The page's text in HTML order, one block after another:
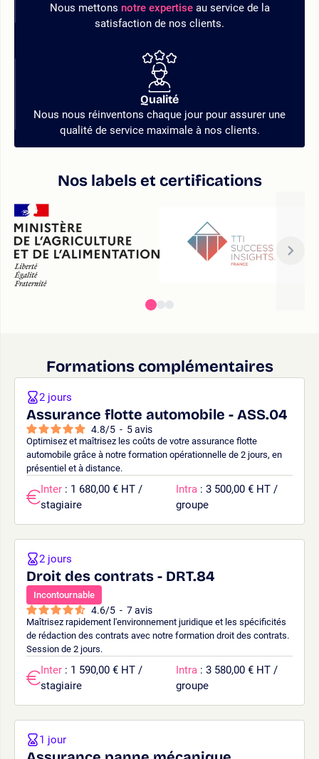
Nous mettons notre expertiseau service de la
satisfaction de nos clients.
Qualité
Nous nous réinventons chaque jour pour assurer une
qualité de service maximale à nos clients.
Nos labels et certifications
Formations complémentaires
Assurance flotte automobile - ASS.04
4.8/5 - 5avis
Optimisez et maîtrisez les coûts de votre assurance flotte
automobile grâce à notre formation opérationnelle de 2 jours, en
présentiel et à distance.
2 jours
Inter : 1 680,00 € HT /
stagiaire
Intra : 3 500,00 € HT /
groupe
Droit des contrats - DRT.84
Incontournable
4.6/5 - 7avis
Maîtrisez rapidement l'environnement juridique et les spécificités
de rédaction des contrats avec notre formation droit des contrats.
Session de 2 jours.
2 jours
Inter : 1 590,00 € HT /
stagiaire
Intra : 3 580,00 € HT /
groupe
1 jour